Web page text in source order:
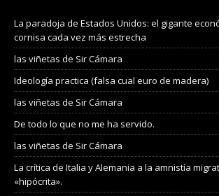
La paradoja de Estados Unidos: el gigante
cornisa cada vez más estrecha
las viñetas de Sir Cámara
Ideología practica (falsa cual euro de madera)
las viñetas de Sir Cámara
De todo lo que no me ha servido.
las viñetas de Sir Cámara
La crítica de Italia y Alemania a la amnistía
«hipócrita».